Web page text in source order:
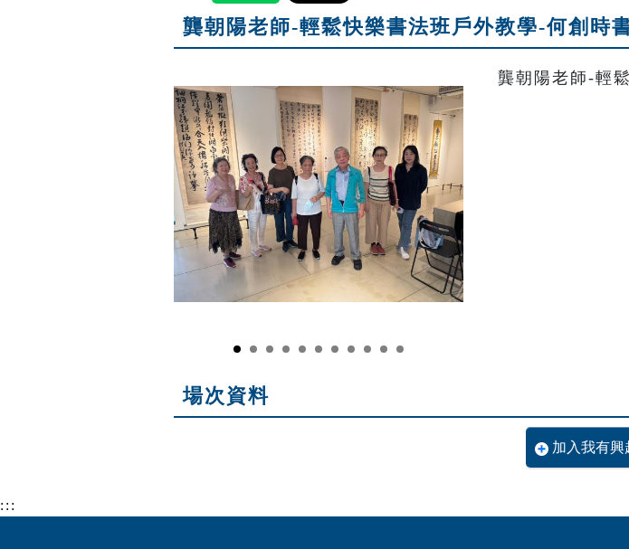
龔朝陽老師-輕鬆快樂書法班戶外教學-何創時
龔朝陽老師-輕
場次資料
加入我有興
:::